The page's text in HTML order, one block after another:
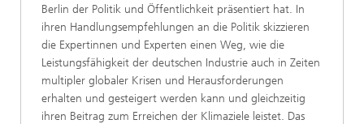
Berlin der Politik und Öffentlichkeit präsentiert hat. In
ihren Handlungsempfehlungen an die Politik skizzieren
die Expertinnen und Experten einen Weg, wie die
Leistungsfähigkeit der deutschen Industrie auch in Zeiten
multipler globaler Krisen und Herausforderungen
erhalten und gesteigert werden kann und gleichzeitig
ihren Beitrag zum Erreichen der Klimaziele leistet. Das